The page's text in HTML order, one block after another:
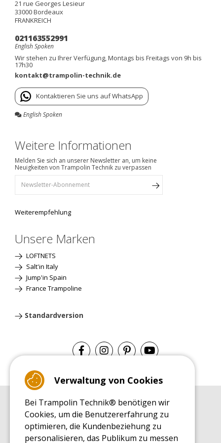
21 rue Georges Lesieur
33000Bordeaux
FRANKREICH
021163552991
English Spoken
Wir stehen zu Ihrer Verfügung, Montags bis Freitags von 9h bis
17h30
kontakt@trampolin-technik.de
Kontaktieren Sie uns auf WhatsApp
English Spoken
Weitere Informationen
Melden Sie sich an unserer Newsletter an, um keine
Neuigkeiten von Trampolin Technik zu verpassen
Weiterempfehlung
Unsere Marken
LOFTNETS
Salt'in Italy
Jump'in Spain
France Trampoline
Standardversion
EINKAUFSRATGEBER
Einkaufsratgeber
MONTAGE RATGEBER
Montagehinweise für ein Freizeit Trampolin
Verwaltung von Cookies
Bei Trampolin Technik® benötigen wir
Cookies, um die Benutzererfahrung zu
optimieren, die Kundenbeziehung zu
personalisieren, das Publikum zu messen